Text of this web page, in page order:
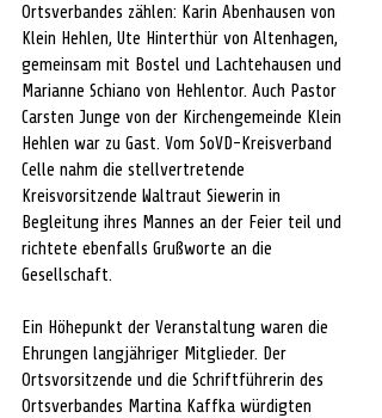
Ortsverbandes zählen: Karin Abenhausen von
Klein Hehlen, Ute Hinterthür von Altenhagen,
gemeinsam mit Bostel und Lachtehausen und
Marianne Schiano von Hehlentor. Auch Pastor
Carsten Junge von der Kirchengemeinde Klein
Hehlen war zu Gast. Vom SoVD-Kreisverband
Celle nahm die stellvertretende
Kreisvorsitzende Waltraut Siewerin in
Begleitung ihres Mannes an der Feier teil und
richtete ebenfalls Grußworte an die
Gesellschaft.
Ein Höhepunkt der Veranstaltung waren die
Ehrungen langjähriger Mitglieder. Der
Ortsvorsitzende und die Schriftführerin des
Ortsverbandes Martina Kaffka würdigten